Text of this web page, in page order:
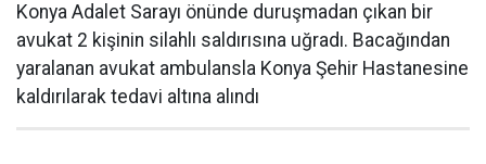
Konya Adalet Sarayı önünde duruşmadan çıkan bir
avukat 2 kişinin silahlı saldırısına uğradı. Bacağından
yaralanan avukat ambulansla Konya Şehir Hastanesine
kaldırılarak tedavi altına alındı